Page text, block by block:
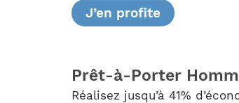
J’en profite
Prêt-à-Porter
Réalisez jusqu’à 41%